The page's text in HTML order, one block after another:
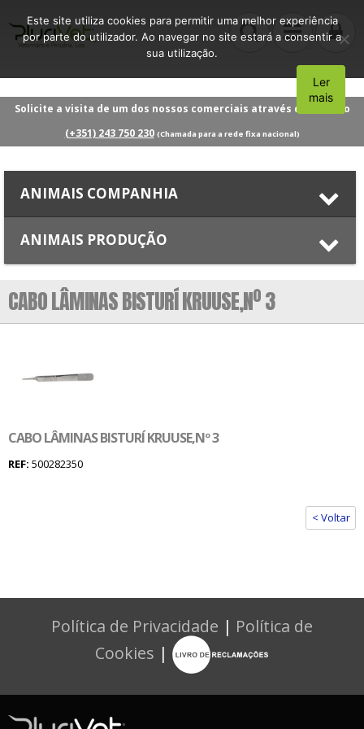
Solicite a visita de um dos nossos comerciais através do número
(+351) 243 750 230 (Chamada para a rede fixa nacional)
ANIMAIS COMPANHIA
ANIMAIS PRODUÇÃO
CABO LÂMINAS BISTURÍ KRUUSE,Nº 3
CABO LÂMINAS BISTURÍ KRUUSE,Nº 3
REF: 500282350
< Voltar
Política de Privacidade | Política de
Cookies |
Este site utiliza cookies para permitir uma melhor experiência
por parte do utilizador. Ao navegar no site estará a consentir a
sua utilização.
Aceito
Ler
mais